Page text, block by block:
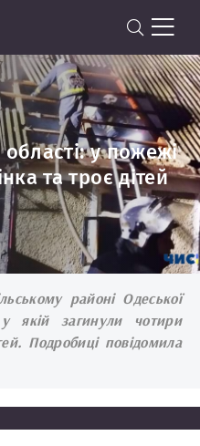
області: у пожежі
та троє дітей
районі Одеської
якій загинули чотири
Подробиці повідомила